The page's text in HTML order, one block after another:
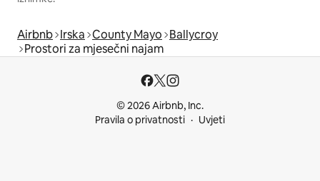
Airbnb Irska County Mayo Ballycroy
Prostori za mjesečni najam
© 2026 Airbnb, Inc.
Pravila o privatnosti
Uvjeti